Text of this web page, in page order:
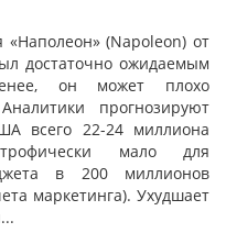
«Наполеон» (Napoleon) от
достаточно ожидаемым
он может плохо
прогнозируют
всего 22-24 миллиона
мало для
в 200 миллионов
маркетинга). Ухудшает